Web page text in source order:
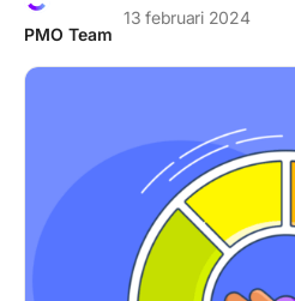
PMO Team
13 februari 2024